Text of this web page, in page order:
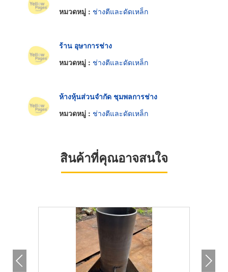
หมวดหมู่ : ช่างตีและดัดเหล็ก
ร้าน อุษาการช่าง
หมวดหมู่ : ช่างตีและดัดเหล็ก
ห้างหุ้นส่วนจำกัด ชุมพลการช่าง
หมวดหมู่ : ช่างตีและดัดเหล็ก
สินค้าที่คุณอาจสนใจ